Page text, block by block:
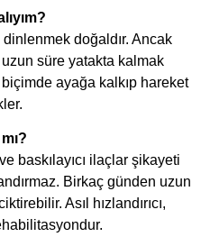
doğaldır. Ancak
uzun süre yatakta kalmak
ayağa kalkıp hareket
baskılayıcı ilaçlar şikayeti
Birkaç günden uzun
Asıl hızlandırıcı,